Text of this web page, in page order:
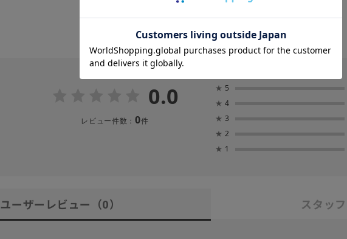
0.0
レビュー件数： 0件
★ 5
★ 4
★ 3
★ 2
★ 1
ユーザーレビュー （0） スタッ